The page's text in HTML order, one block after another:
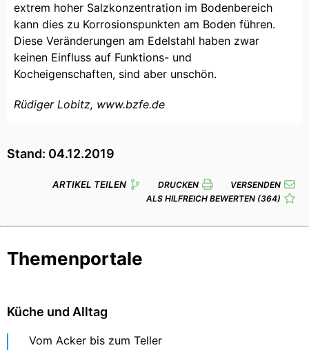
extrem hoher Salzkonzentration im Bodenbereich
kann dies zu Korrosionspunkten am Boden führen.
Diese Veränderungen am Edelstahl haben zwar
keinen Einfluss auf Funktions- und
Kocheigenschaften, sind aber unschön.
Rüdiger Lobitz, www.bzfe.de
Stand: 04.12.2019
ARTIKEL TEILEN DRUCKEN
VERSENDEN
ALS HILFREICH BEWERTEN (364)
Themenportale
Küche und Alltag
Vom Acker bis zum Teller